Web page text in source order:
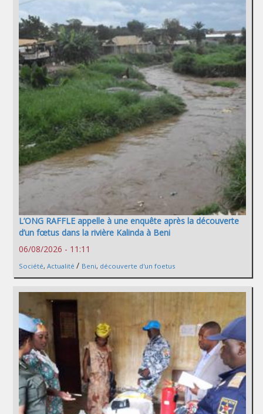
L’ONG RAFFLE appelle à une enquête après la découverte
d’un fœtus dans la rivière Kalinda à Beni
06/08/2026 - 11:11
Société, Actualité / Beni, découverte d'un foetus